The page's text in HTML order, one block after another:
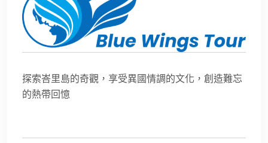
探索峇里島的奇觀，享受異國情調的文化，創造難忘
的熱帶回憶